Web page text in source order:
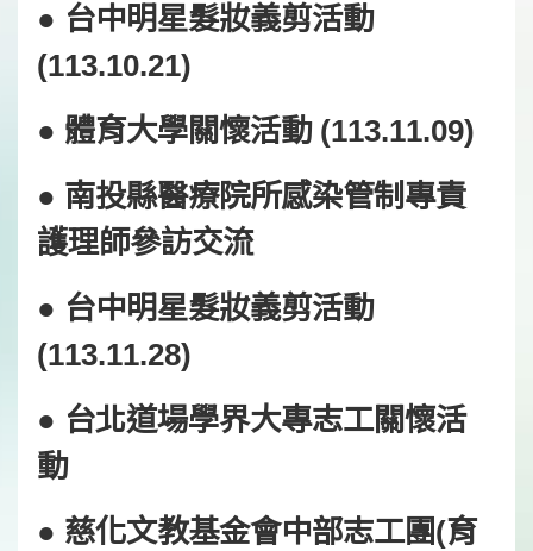
● 台中明星髮妝義剪活動
(113.10.21)
● 體育大學關懷活動 (113.11.09)
● 南投縣醫療院所感染管制專責
護理師參訪交流
● 台中明星髮妝義剪活動
(113.11.28)
● 台北道場學界大專志工關懷活
動
● 慈化文教基金會中部志工團(育